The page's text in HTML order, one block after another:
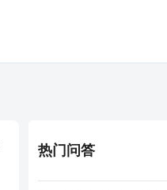
热门问答